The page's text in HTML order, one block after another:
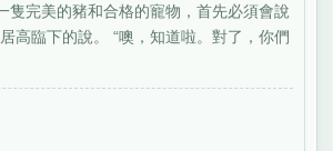
隻完美的豬和合格的寵物，首先必須會說
高臨下的說。 “噢，知道啦。對了，你們